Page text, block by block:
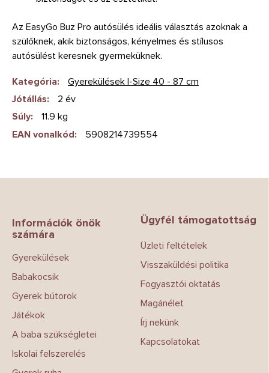
Az EasyGo Buz Pro autósülés ideális választás azoknak a
szülőknek, akik biztonságos, kényelmes és stílusos
autósülést keresnek gyermeküknek.
Kategória:
Gyerekülések I-Size 40 - 87 cm
Jótállás:
2 év
Súly:
11.9 kg
EAN vonalkód: 5908214739554
Információk önök
számára
Gyerekülések
Babakocsik
Gyerek bútorok
Játékok
A baba szükségletei
Iskolai felszerelés
Ügyfél támogatottság
Üzleti feltételek
Visszaküldési politika
Fogyasztói oktatás
Magánélet
Írj nekünk
Kapcsolatokat